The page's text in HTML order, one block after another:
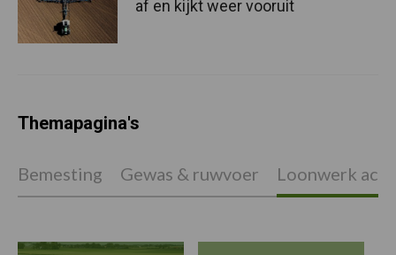
af en kijkt weer vooruit
Themapagina's
Bemesting Gewas & ruwvoer Loonwerk